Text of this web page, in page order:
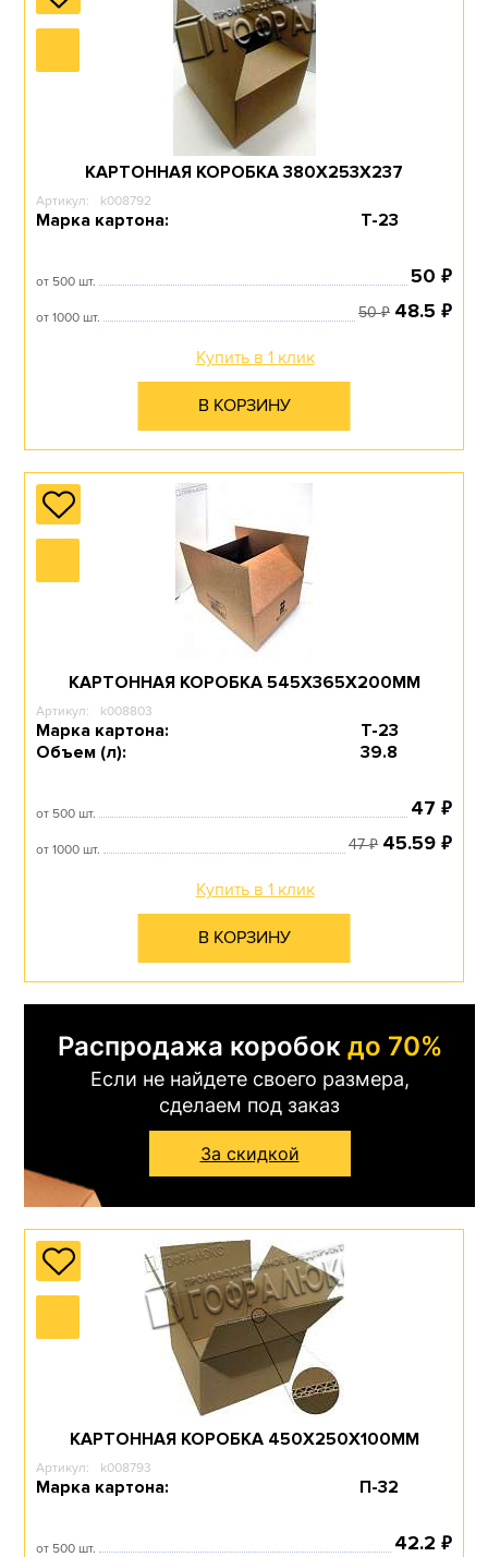
Перейти в раздел
С ОТКИДНОЙ
КРЫШКОЙ
СО СЪЕМНОЙ
КРЫШКОЙ
Перейти в раздел
Перейти в раздел
КОРОБКИ
Перейти в раздел
Перейти в раздел
КАРТОННАЯ КОРОБКА 380Х253Х237
Артикул: k008792
Марка картона: Т-23
от 500 шт. 50 ₽
от 1000 шт. 50₽ 48.5 ₽
Купить в 1 клик
В КОРЗИНУ
КАРТОННАЯ КОРОБКА 545Х365Х200ММ
Артикул: k008803
Марка картона:
Т-23
Объем (л):
39.8
от 500 шт. 47 ₽
от 1000 шт. 47₽ 45.59 ₽
Купить в 1 клик
В КОРЗИНУ
Распродажа коробок до 70%
Если не найдете своего размера,
сделаем под заказ
За скидкой
КАРТОННАЯ КОРОБКА 450Х250Х100ММ
Артикул: k008793
Марка картона: П-32
от 500 шт. 42.2 ₽